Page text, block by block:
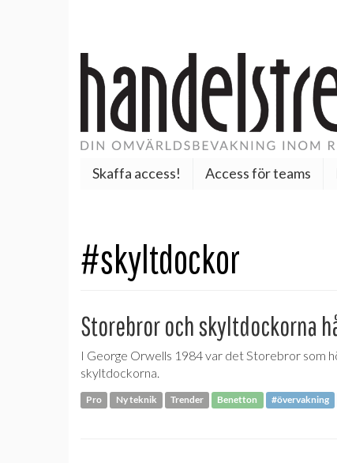
Skaffa access! Access för teams
#skyltdockor
Storebror och skyltdockorna
I George Orwells 1984 var det Storebror som
skyltdockorna.
Pro Ny teknik Trender Benetton #övervakning